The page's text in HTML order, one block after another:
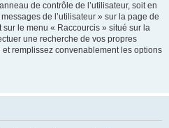
de contrôle de l’utilisateur, soit en
de l’utilisateur » sur la page de
le menu « Raccourcis » situé sur la
une recherche de vos propres
remplissez convenablement les options